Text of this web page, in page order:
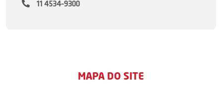
11 4534-9300
MAPA DO SITE